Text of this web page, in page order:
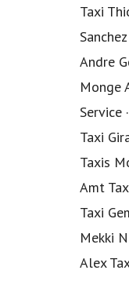
Taxi
Andre
Monge
Service
Taxi
Taxis
Amt
Taxi
Mekki
Alex